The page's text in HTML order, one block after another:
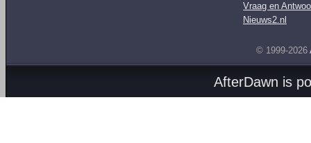
Vraag en
Nieuws2.nl
© 1999-2026
AfterDawn is